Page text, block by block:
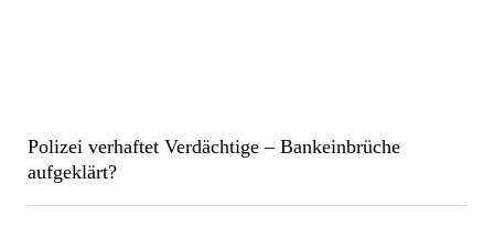
Polizei verhaftet Verdächtige – Bankeinbrüche
aufgeklärt?